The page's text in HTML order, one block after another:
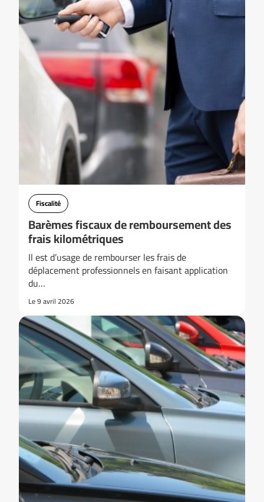
Fiscalité
Barèmes fiscaux de remboursement des
frais kilométriques
Il est d’usage de rembourser les frais de
déplacement professionnels en faisant application
du…
Le 9 avril 2026